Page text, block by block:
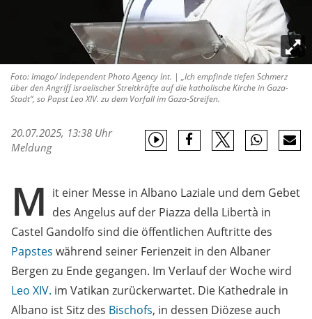
Foto: Imago/ Independent Photo Agency Int. | „Ich empfinde tiefen Schmerz
über den Angriff israelischer Streitkräfte auf die katholische Kirche in Gaza-
Stadt“, so Papst Leo XIV. zu dem Vorfall im Gaza-Streifen.
20.07.2025, 13:38 Uhr
Meldung
M it einer Messe in Albano Laziale und dem Gebet
des Angelus auf der Piazza della Libertà in
Castel Gandolfo sind die öffentlichen Auftritte des
Papstes während seiner Ferienzeit in den Albaner
Bergen zu Ende gegangen. Im Verlauf der Woche wird
Leo XIV. im Vatikan zurückerwartet. Die Kathedrale in
Albano ist Sitz des Bischofs, in dessen Diözese auch